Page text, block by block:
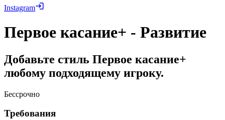
Instagram
Первое касание+ - Развитие
Добавьте стиль Первое касание+
любому подходящему игроку.
Бессрочно
Требования